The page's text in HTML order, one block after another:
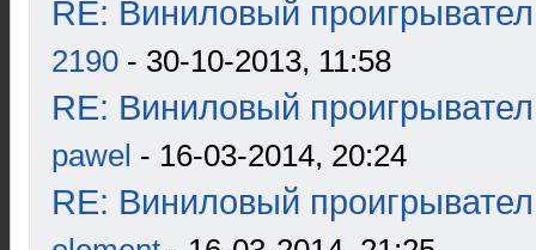
RE: Виниловый
2190 - 30-10-2013, 11:58
RE: Виниловый
pawel - 16-03-2014, 20:24
RE: Виниловый